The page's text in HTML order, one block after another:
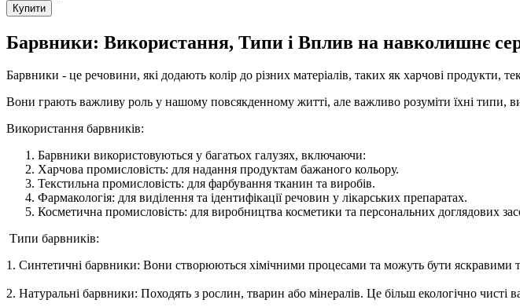
Барвники: Використання, Типи і Вплив на навколишнє
Барвники - це речовини, які додають колір до різних матеріалів, таких як харчові продукти,
Вони грають важливу роль у нашому повсякденному житті, але важливо розуміти їхні типи,
Використання барвників:
Барвники використовуються у багатьох галузях, включаючи:
Харчова промисловість: для надання продуктам бажаного кольору.
Текстильна промисловість: для фарбування тканин та виробів.
Фармакологія: для виділення та ідентифікації речовин у лікарських препаратах.
Косметична промисловість: для виробництва косметики та персональних доглядових
Типи барвників:
1. Синтетичні барвники: Вони створюються хімічними процесами та можуть бути яскравими
2. Натуральні барвники: Походять з рослин, тварин або мінералів. Це більш екологічно